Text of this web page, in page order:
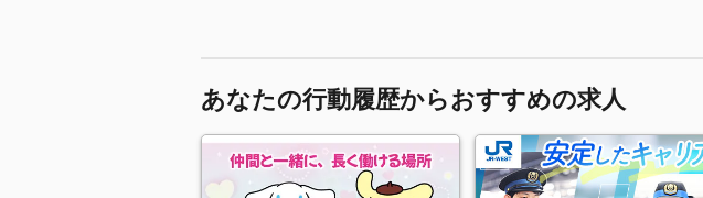
あなたの行動履歴からおすすめの求人